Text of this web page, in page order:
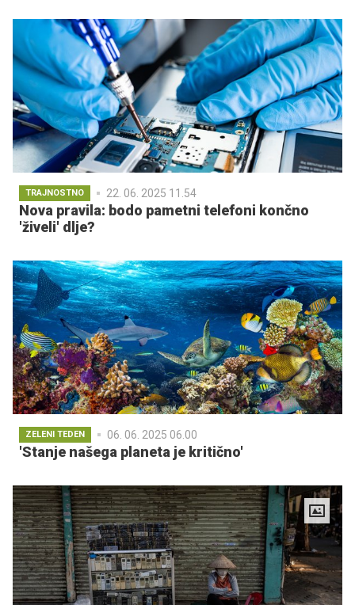
TRAJNOSTNO 22. 06. 2025 11.54
Nova pravila: bodo pametni telefoni končno
'živeli' dlje?
ZELENI TEDEN 06. 06. 2025 06.00
'Stanje našega planeta je kritično'